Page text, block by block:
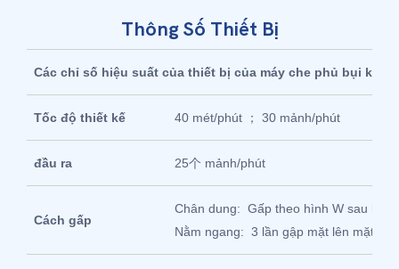
Thông Số Thiết Bị
Các chỉ số hiệu suất của thiết bị của máy che phủ bụi
Tốc độ thiết kế 40 mét/phút ； 30 mảnh/phút
đầu ra 25个 mảnh/phút
Cách gấp
Chân dung: Gấp theo hình W sau khi
Nằm ngang: 3 lần gập mặt lên mặt